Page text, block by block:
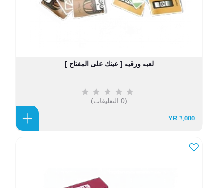
لعبه ورقيه [ عينك على المفتاح ]
(0 التعليقات)
3,000 YR